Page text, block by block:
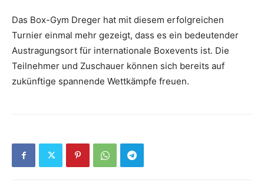
Das Box-Gym Dreger hat mit diesem erfolgreichen
Turnier einmal mehr gezeigt, dass es ein bedeutender
Austragungsort für internationale Boxevents ist. Die
Teilnehmer und Zuschauer können sich bereits auf
zukünftige spannende Wettkämpfe freuen.